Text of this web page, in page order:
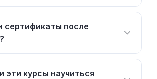
сертификаты после
эти курсы научиться